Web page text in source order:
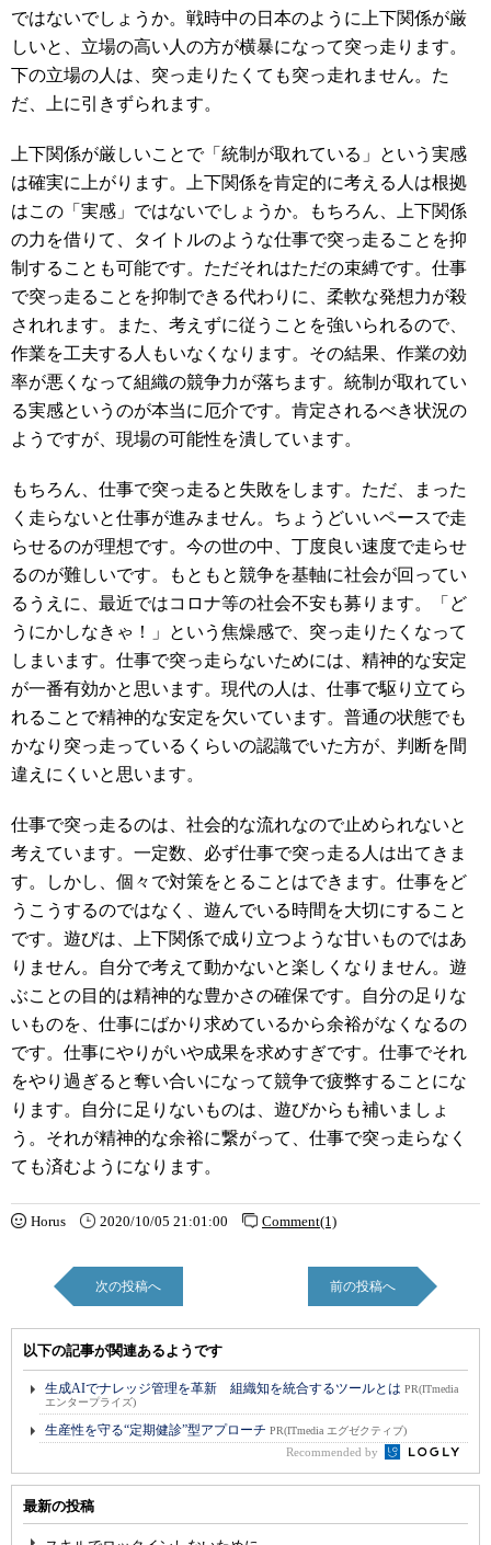
ではないでしょうか。戦時中の日本のように上下関係が厳
しいと、立場の高い人の方が横暴になって突っ走ります。
下の立場の人は、突っ走りたくても突っ走れません。た
だ、上に引きずられます。
上下関係が厳しいことで「統制が取れている」という実感
は確実に上がります。上下関係を肯定的に考える人は根拠
はこの「実感」ではないでしょうか。もちろん、上下関係
の力を借りて、タイトルのような仕事で突っ走ることを抑
制することも可能です。ただそれはただの束縛です。仕事
で突っ走ることを抑制できる代わりに、柔軟な発想力が殺
されれます。また、考えずに従うことを強いられるので、
作業を工夫する人もいなくなります。その結果、作業の効
率が悪くなって組織の競争力が落ちます。統制が取れてい
る実感というのが本当に厄介です。肯定されるべき状況の
ようですが、現場の可能性を潰しています。
もちろん、仕事で突っ走ると失敗をします。ただ、まった
く走らないと仕事が進みません。ちょうどいいペースで走
らせるのが理想です。今の世の中、丁度良い速度で走らせ
るのが難しいです。もともと競争を基軸に社会が回ってい
るうえに、最近ではコロナ等の社会不安も募ります。「ど
うにかしなきゃ！」という焦燥感で、突っ走りたくなって
しまいます。仕事で突っ走らないためには、精神的な安定
が一番有効かと思います。現代の人は、仕事で駆り立てら
れることで精神的な安定を欠いています。普通の状態でも
かなり突っ走っているくらいの認識でいた方が、判断を間
違えにくいと思います。
仕事で突っ走るのは、社会的な流れなので止められないと
考えています。一定数、必ず仕事で突っ走る人は出てきま
す。しかし、個々で対策をとることはできます。仕事をど
うこうするのではなく、遊んでいる時間を大切にすること
です。遊びは、上下関係で成り立つような甘いものではあ
りません。自分で考えて動かないと楽しくなりません。遊
ぶことの目的は精神的な豊かさの確保です。自分の足りな
いものを、仕事にばかり求めているから余裕がなくなるの
です。仕事にやりがいや成果を求めすぎです。仕事でそれ
をやり過ぎると奪い合いになって競争で疲弊することにな
ります。自分に足りないものは、遊びからも補いましょ
う。それが精神的な余裕に繋がって、仕事で突っ走らなく
ても済むようになります。
Horus 2020/10/05 21:01:00 Comment(1)
次の投稿へ 前の投稿へ
以下の記事が関連あるようです
生成AIでナレッジ管理を革新 組織知を統合するツールとは PR(ITmedia
エンタープライズ)
生産性を守る“定期健診”型アプローチ PR(ITmedia エグゼクティブ)
Recommended by
最新の投稿